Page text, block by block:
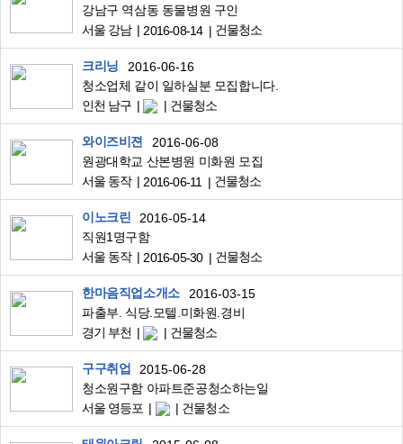
강남구 역삼동 동물병원 구인
서울 강남
2016-08-14 건물청소
크리닝
2016-06-16
청소업체 같이 일하실분 모집합니다.
인천 남구
건물청소
와이즈비젼
2016-06-08
원광대학교 산본병원 미화원 모집
서울 동작
2016-06-11 건물청소
이노크린
2016-05-14
직원1명구함
서울 동작
2016-05-30 건물청소
한마음직업소개소
2016-03-15
파출부. 식당.모텔.미화원.경비
경기 부천
건물청소
구구취업
2015-06-28
청소원구함 아파트준공청소하는일
서울 영등포
건물청소